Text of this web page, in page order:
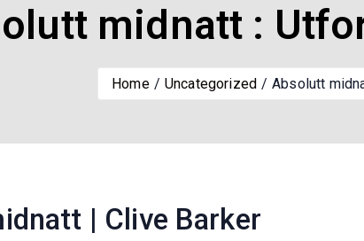
midnatt :
Home Uncategorized Absolutt
| Clive Barker